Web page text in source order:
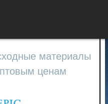
материалы
ценам